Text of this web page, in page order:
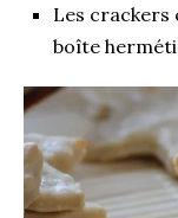
Les crackers
boîte